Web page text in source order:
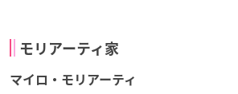
モリアーティ家
マイロ・モリアーティ